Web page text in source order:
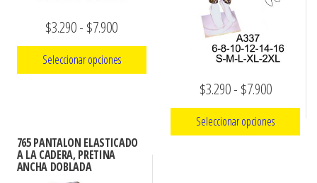
producto
la
página
de
producto
$3.290- $7.900Rango
de
precios:
hasta
Seleccionar opciones
múltiples
variantes.
$3.290- $7.900Rango
de
precios:
Seleccionar opciones
765 PANTALON ELASTICADO
A LA CADERA, PRETINA
ANCHA DOBLADA